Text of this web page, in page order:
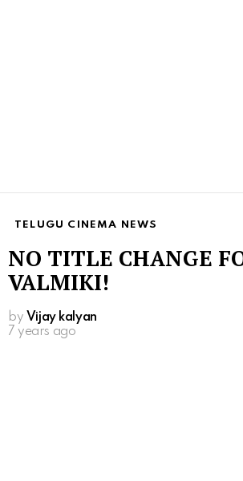
TELUGU CINEMA NEWS
NO TITLE CHANGE
VALMIKI!
by Vijay kalyan
7 years ago